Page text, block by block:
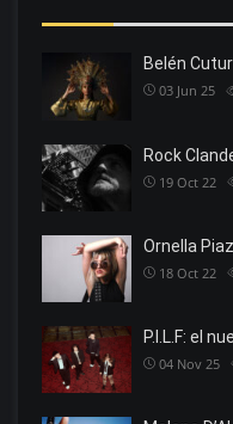
Belén
03 Jun 25
Rock
19 Oct 22
Ornella
18 Oct 22
P.I.L.F: el
04 Nov 25